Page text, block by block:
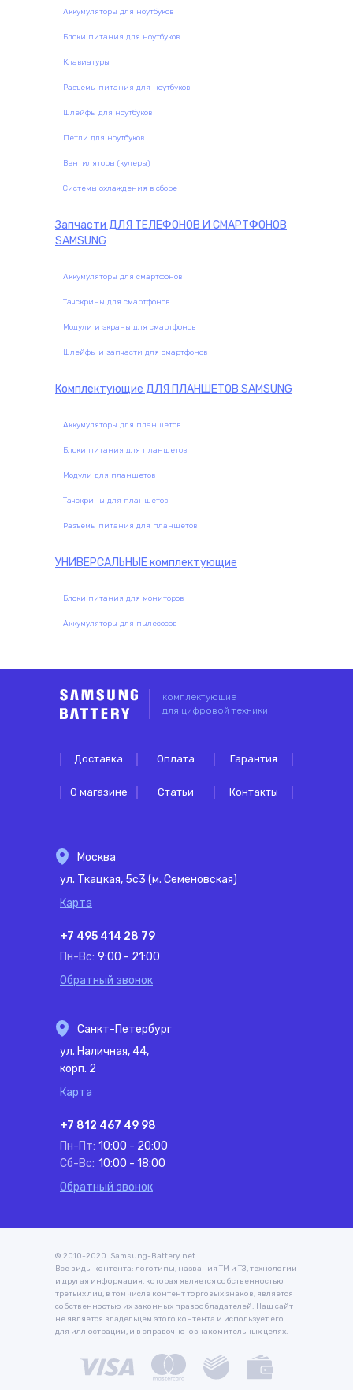
Аккумуляторы для ноутбуков
Блоки питания для ноутбуков
Клавиатуры
Разъемы питания для ноутбуков
Шлейфы для ноутбуков
Петли для ноутбуков
Вентиляторы (кулеры)
Системы охлаждения в сборе
Запчасти ДЛЯ ТЕЛЕФОНОВ И СМАРТФОНОВ
SAMSUNG
Аккумуляторы для смартфонов
Тачскрины для смартфонов
Модули и экраны для смартфонов
Шлейфы и запчасти для смартфонов
Комплектующие ДЛЯ ПЛАНШЕТОВ SAMSUNG
Аккумуляторы для планшетов
Блоки питания для планшетов
Модули для планшетов
Тачскрины для планшетов
Разъемы питания для планшетов
УНИВЕРСАЛЬНЫЕкомплектующие
Блоки питания для мониторов
Аккумуляторы для пылесосов
комплектующие
для цифровой техники
Доставка Оплата Гарантия
О магазине Статьи Контакты
Москва
ул. Ткацкая, 5с3 (м. Семеновская)
Карта
+7 495 414 28 79
Пн-Вс: 9:00 - 21:00
Обратный звонок
Санкт-Петербург
ул. Наличная, 44,
корп. 2
Карта
+7 812 467 49 98
Пн-Пт: 10:00 - 20:00
Сб-Вс: 10:00 - 18:00
Обратный звонок
© 2010-2020. Samsung-Battery.net
Все виды контента: логотипы, названия ТМ и ТЗ, технологии
и другая информация, которая является собственностью
третьих лиц, в том числе контент торговых знаков, является
собственностью их законных правообладателей. Наш сайт
не является владельцем этого контента и использует его
для иллюстрации, и в справочно-ознакомительных целях.